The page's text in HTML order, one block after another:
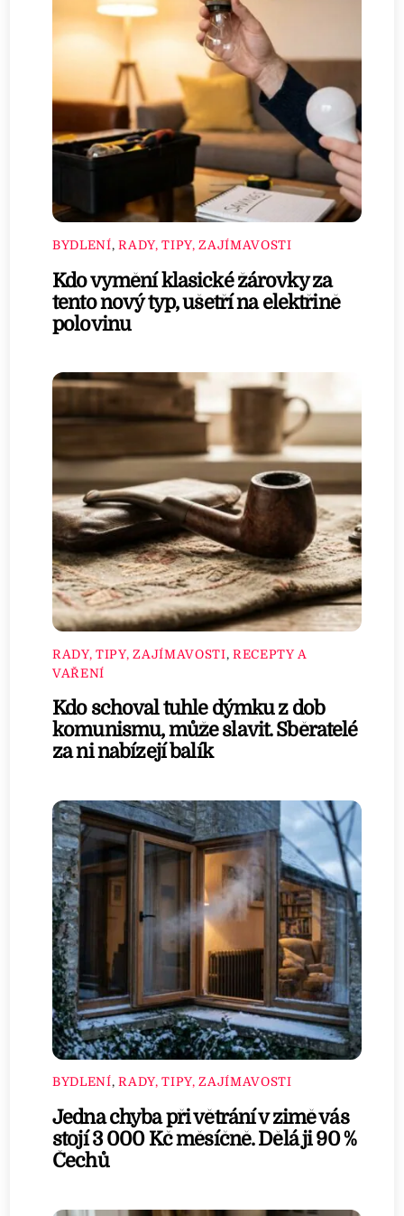
BYDLENÍ,RADY, TIPY, ZAJÍMAVOSTI
Kdo vymění klasické žárovky za
tento nový typ, ušetří na elektřině
polovinu
RADY, TIPY, ZAJÍMAVOSTI, RECEPTY A
VAŘENÍ
Kdo schoval tuhle dýmku z dob
komunismu, může slavit. Sběratelé
za ni nabízejí balík
BYDLENÍ,RADY, TIPY, ZAJÍMAVOSTI
Jedna chyba při větrání v zimě vás
stojí 3 000 Kč měsíčně. Dělá ji 90 %
Čechů